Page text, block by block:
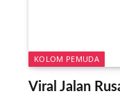
KOLOM PEMUDA
Viral Jalan